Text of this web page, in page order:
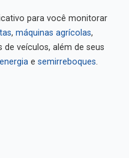
para você monitorar
, máquinas agrícolas,
veículos, além de seus
e semirreboques.